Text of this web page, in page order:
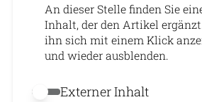
An dieser Stelle finden Sie
Inhalt, der den Artikel
ihn sich mit einem Klick
und wieder ausblenden.
Externer Inhalt erlauben
Externer Inhalt